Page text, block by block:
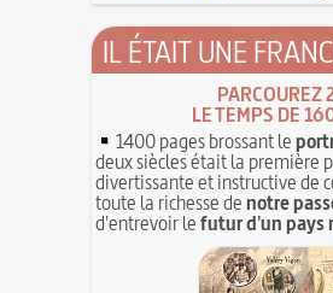
IL ÉTAIT UNE
PARCOUREZ
LE TEMPS DE
1400 pages brossant le
deux siècles était la première
divertissante et instructive de
toute la richesse denotre
d'entrevoir lefutur d'un pays